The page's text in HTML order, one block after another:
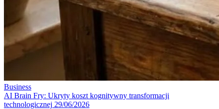
Business
AI Brain Fry: Ukryty koszt kognitywny transformacji
technologicznej 29/06/2026